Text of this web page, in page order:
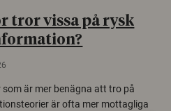
tror vissa på rysk
som är mer benägna att tro på
är ofta mer mottagliga